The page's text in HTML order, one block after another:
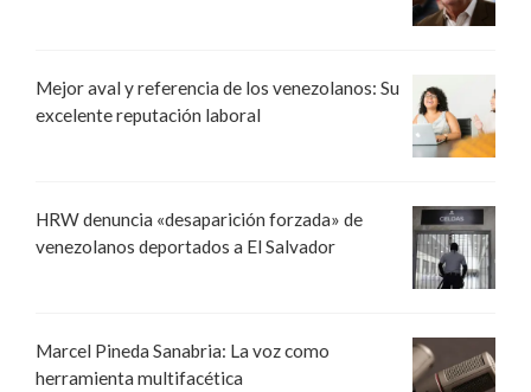
Mejor aval y referencia de los venezolanos: Su
excelente reputación laboral
HRW denuncia «desaparición forzada» de
venezolanos deportados a El Salvador
Marcel Pineda Sanabria: La voz como
herramienta multifacética